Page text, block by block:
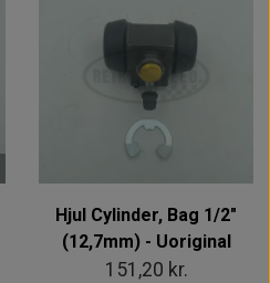
Hjul Cylinder, Bag 1/2"
(12,7mm) - Uoriginal
151,20 kr.